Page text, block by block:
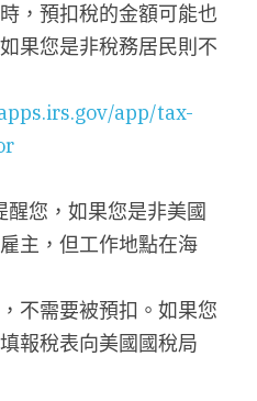
，預扣稅的金額可能也
果您是非稅務居民則不
app/tax-
醒您，如果您是非美國
主，但工作地點在海
不需要被預扣。如果您
報稅表向美國國稅局